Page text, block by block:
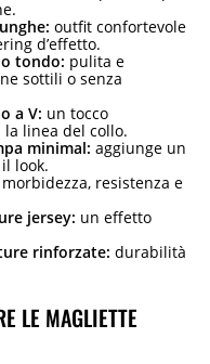
outfit confortevole
d’effetto.
tondo: pulita e
sottili o senza
a V: un tocco
linea del collo.
minimal: aggiunge un
look.
morbidezza, resistenza e
jersey: un effetto
rinforzate: durabilità
LE MAGLIETTE